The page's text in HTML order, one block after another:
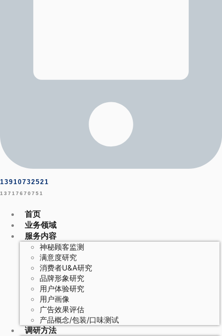
13910732521
13717670751
首页
业务领域
服务内容
神秘顾客监测
满意度研究
消费者U&A研究
品牌形象研究
用户体验研究
用户画像
广告效果评估
产品概念/包装/口味测试
调研方法